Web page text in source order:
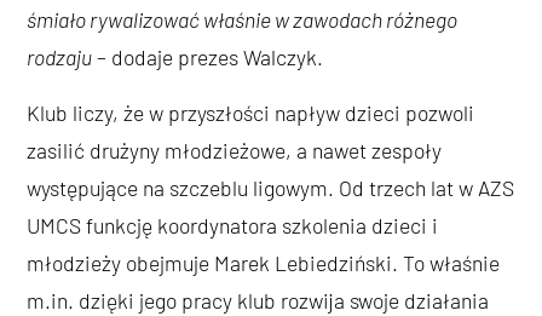
śmiało rywalizować właśnie w zawodach różnego
rodzaju– dodaje prezes Walczyk.
Klub liczy, że w przyszłości napływ dzieci pozwoli
zasilić drużyny młodzieżowe, a nawet zespoły
występujące na szczeblu ligowym. Od trzech lat w AZS
UMCS funkcję koordynatora szkolenia dzieci i
młodzieży obejmuje Marek Lebiedziński. To właśnie
m.in. dzięki jego pracy klub rozwija swoje działania